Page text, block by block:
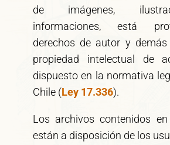
de imágenes,
informaciones, está
derechos de autor y demás
propiedad intelectual de
dispuesto en la normativa
Chile (Ley 17.336).
Los archivos contenidos
están a disposición de los